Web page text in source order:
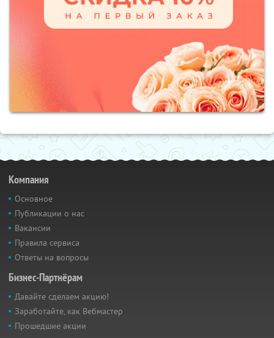
Компания
Основное
Публикации о нас
Вакансии
Правила сервиса
Ответы на вопросы
Бизнес-Партнёрам
Давайте сделаем акцию!
Заработайте, как Вебмастер
Прошедшие акции